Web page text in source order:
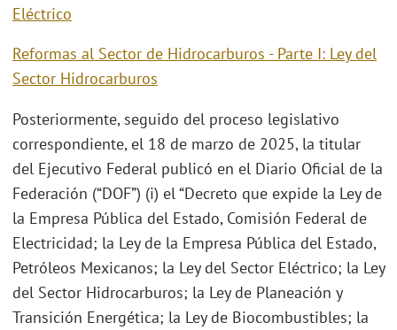
Eléctrico
Reformas al Sector de Hidrocarburos - Parte I: Ley del
Sector Hidrocarburos
Posteriormente, seguido del proceso legislativo
correspondiente, el 18 de marzo de 2025, la titular
del Ejecutivo Federal publicó en el Diario Oficial de la
Federación (“DOF”) (i) el “Decreto que expide la Ley de
la Empresa Pública del Estado, Comisión Federal de
Electricidad; la Ley de la Empresa Pública del Estado,
Petróleos Mexicanos; la Ley del Sector Eléctrico; la Ley
del Sector Hidrocarburos; la Ley de Planeación y
Transición Energética; la Ley de Biocombustibles; la